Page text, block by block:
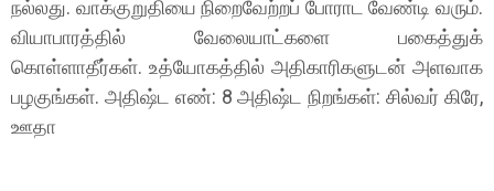
நல்லது. வாக்குறுதியை நிறைவேற்றப் போராட வேண்டி வரும்.
வியாபாரத்தில் வேலையாட்களை பகைத்துக்
கொள்ளாதீர்கள். உத்யோகத்தில் அதிகாரிகளுடன் அளவாக
பழகுங்கள். அதிஷ்ட எண்: 8 அதிஷ்ட நிறங்கள்: சில்வர் கிரே,
ஊதா